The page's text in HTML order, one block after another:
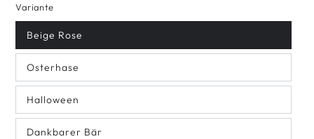
Variante
Beige Rose
Osterhase
Halloween
Dankbarer Bär